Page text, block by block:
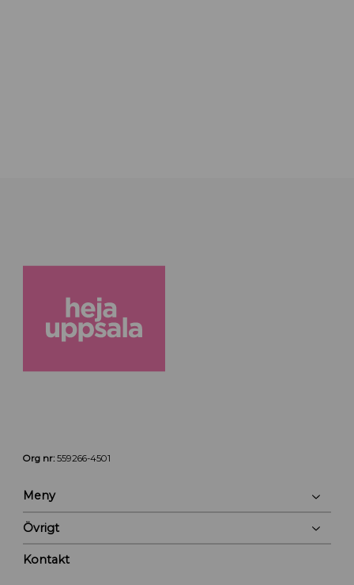
Org nr:559266-4501
Meny
Övrigt
Kontakt